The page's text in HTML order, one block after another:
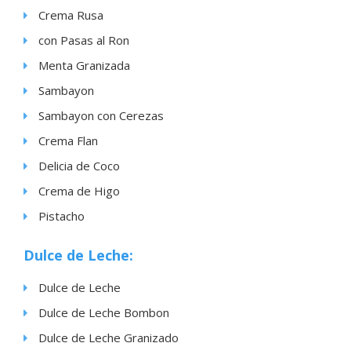
Crema Rusa
con Pasas al Ron
Menta Granizada
Sambayon
Sambayon con Cerezas
Crema Flan
Delicia de Coco
Crema de Higo
Pistacho
Dulce de Leche:
Dulce de Leche
Dulce de Leche Bombon
Dulce de Leche Granizado